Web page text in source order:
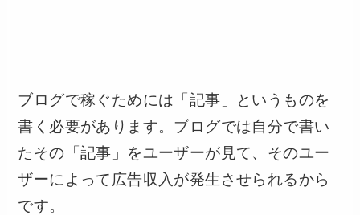
ブログで稼ぐためには「記事」というものを
書く必要があります。ブログでは自分で書い
たその「記事」をユーザーが見て、そのユー
ザーによって広告収入が発生させられるから
です。